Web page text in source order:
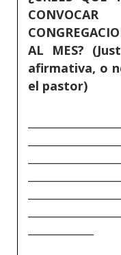
AL MES?
afirmativa, o
el pastor)